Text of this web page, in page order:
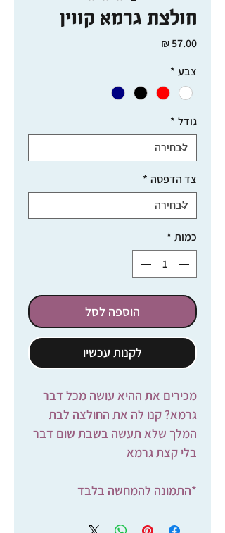
חולצת גרמא קווין
צבע *
גודל *
צד הדפסה *
כמות *
הוספה לסל
לקנות עכשיו
מכירים את ההיא עושה מכל דבר
גרמא? קנו לה את החולצה לבת
המלך שלא תעשה בשבת שום דבר
בלי קצת גרמא
*התמונה להמחשה בלבד